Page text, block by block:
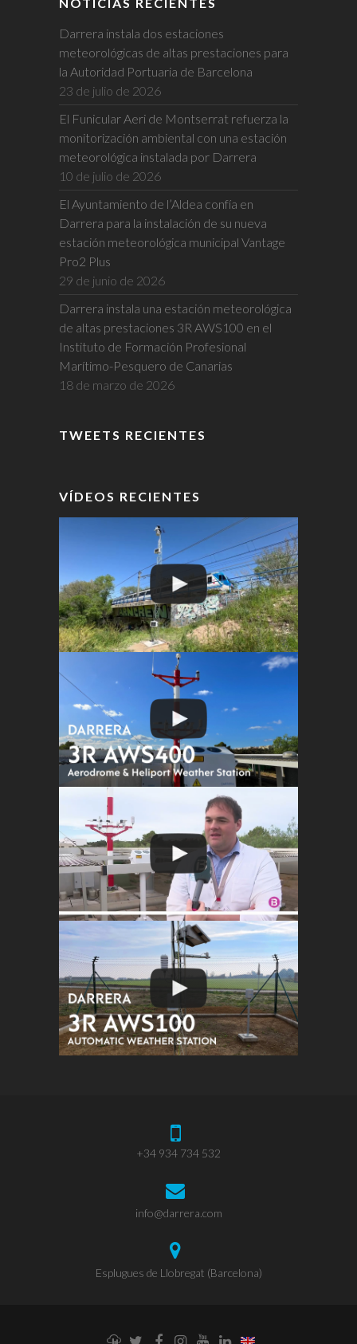
Darrera instala dos estaciones
meteorológicas de altas prestaciones para
la Autoridad Portuaria de Barcelona
23 de julio de 2026
El Funicular Aeri de Montserrat refuerza la
monitorización ambiental con una estación
meteorológica instalada por Darrera
10 de julio de 2026
El Ayuntamiento de l’Aldea confía en
Darrera para la instalación de su nueva
estación meteorológica municipal Vantage
Pro2 Plus
29 de junio de 2026
Darrera instala una estación meteorológica
de altas prestaciones 3R AWS100 en el
Instituto de Formación Profesional
Marítimo-Pesquero de Canarias
18 de marzo de 2026
TWEETS RECIENTES
VÍDEOS RECIENTES
+34 934 734 532
info@darrera.com
Esplugues de Llobregat (Barcelona)
Weathercloud